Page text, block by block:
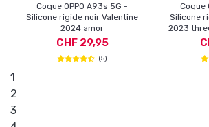
Coque OPPO A93s 5G -
Silicone rigide noir Valentine
2024 amor
CHF 29,95
(5)
Coque
Silicone
2023
1
2
3